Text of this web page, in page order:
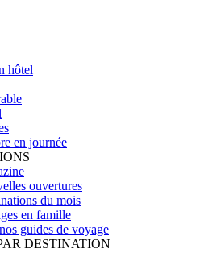
hôtel
en journée
ouvertures
du mois
en famille
guides de voyage
DESTINATION